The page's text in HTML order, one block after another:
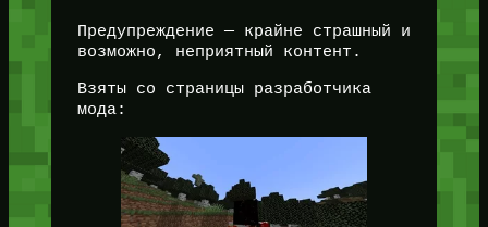
Предупреждение — крайне страшный и
возможно, неприятный контент.
Взяты со страницы разработчика
мода: